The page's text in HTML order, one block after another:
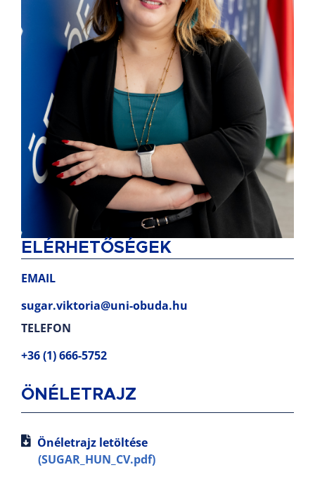
ELÉRHETŐSÉGEK
EMAIL
sugar.viktoria@uni-obuda.hu
TELEFON
+36 (1) 666-5752
ÖNÉLETRAJZ
Önéletrajz letöltése
(SUGAR_HUN_CV.pdf)